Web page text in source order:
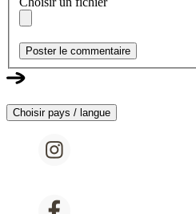
Poster le commentaire
Choisir pays / langue